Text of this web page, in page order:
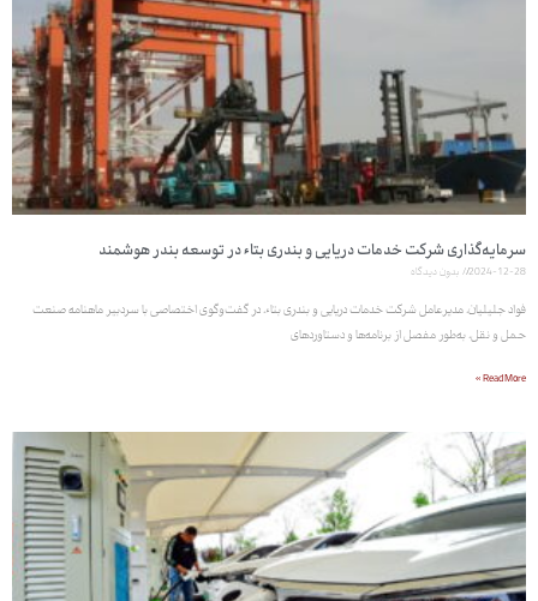
سرمایه‌گذاری شرکت خدمات دریایی و بندری بتاء در توسعه بندر هوشمند
2024-12-28 بدون دیدگاه
فواد جلیلیان، مدیرعامل شرکت خدمات دریایی و بندری بتاء، در گفت‌وگوی اختصاصی با سردبیر ماهنامه صنعت
حمل و نقل، به‌طور مفصل از برنامه‌ها و دستاوردهای
Read More »